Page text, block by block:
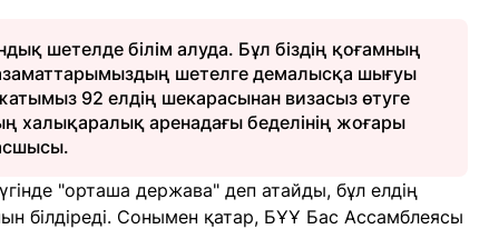
шетелде білім алуда. Бұл біздің қоғамның
шетелге демалысқа шығуы
92 елдің шекарасынан визасыз өтуге
халықаралық аренадағы беделінің жоғары
"орташа держава" деп атайды, бұл елдің
білдіреді. Сонымен қатар, БҰҰ Бас Ассамблеясы